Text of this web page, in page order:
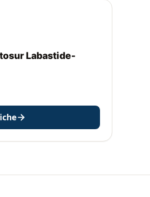
Labastide-